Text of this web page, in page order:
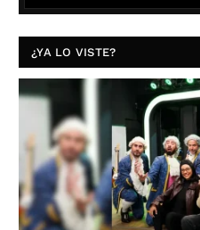
¿YA LO VISTE?